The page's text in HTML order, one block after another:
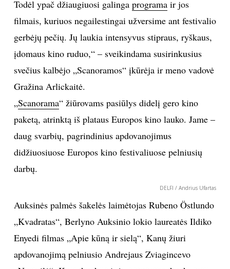
MUZIKA
TEATRAS
SPORTAS
FOTOGRAFIJA
MENAS
ISTORIJA
Todėl ypač džiaugiuosi galinga programair jos
filmais, kuriuos negailestingai užversime ant festivalio
gerbėjų pečių. Jų laukia intensyvus stipraus, ryškaus,
įdomaus kino ruduo,“ – sveikindama susirinkusius
svečius kalbėjo „Scanoramos“ įkūrėja ir meno vadovė
Gražina Arlickaitė.
„Scanorama“ žiūrovams pasiūlys didelį gero kino
paketą, atrinktą iš plataus Europos kino lauko. Jame –
daug svarbių, pagrindinius apdovanojimus
didžiuosiuose Europos kino festivaliuose pelniusių
darbų.
DELFI / Andrius Ufartas
Auksinės palmės šakelės laimėtojas Rubeno Östlundo
„Kvadratas“, Berlyno Auksinio lokio laureatės Ildiko
Enyedi filmas „Apie kūną ir sielą“, Kanų žiuri
apdovanojimą pelniusio Andrejaus Zviagincevo